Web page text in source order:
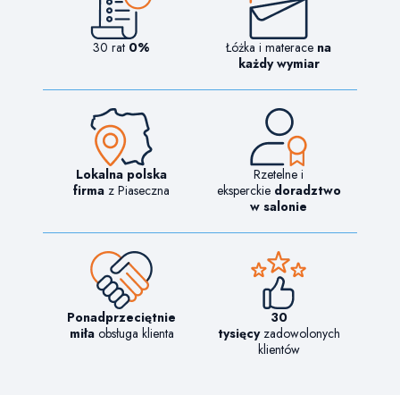
30 rat 0% Łóżka i materace na
każdy wymiar
Lokalna polska
firma z Piaseczna
Rzetelne i
eksperckie doradztwo
w salonie
Ponadprzeciętnie
miła obsługa klienta
30
tysięcyzadowolonych
klientów